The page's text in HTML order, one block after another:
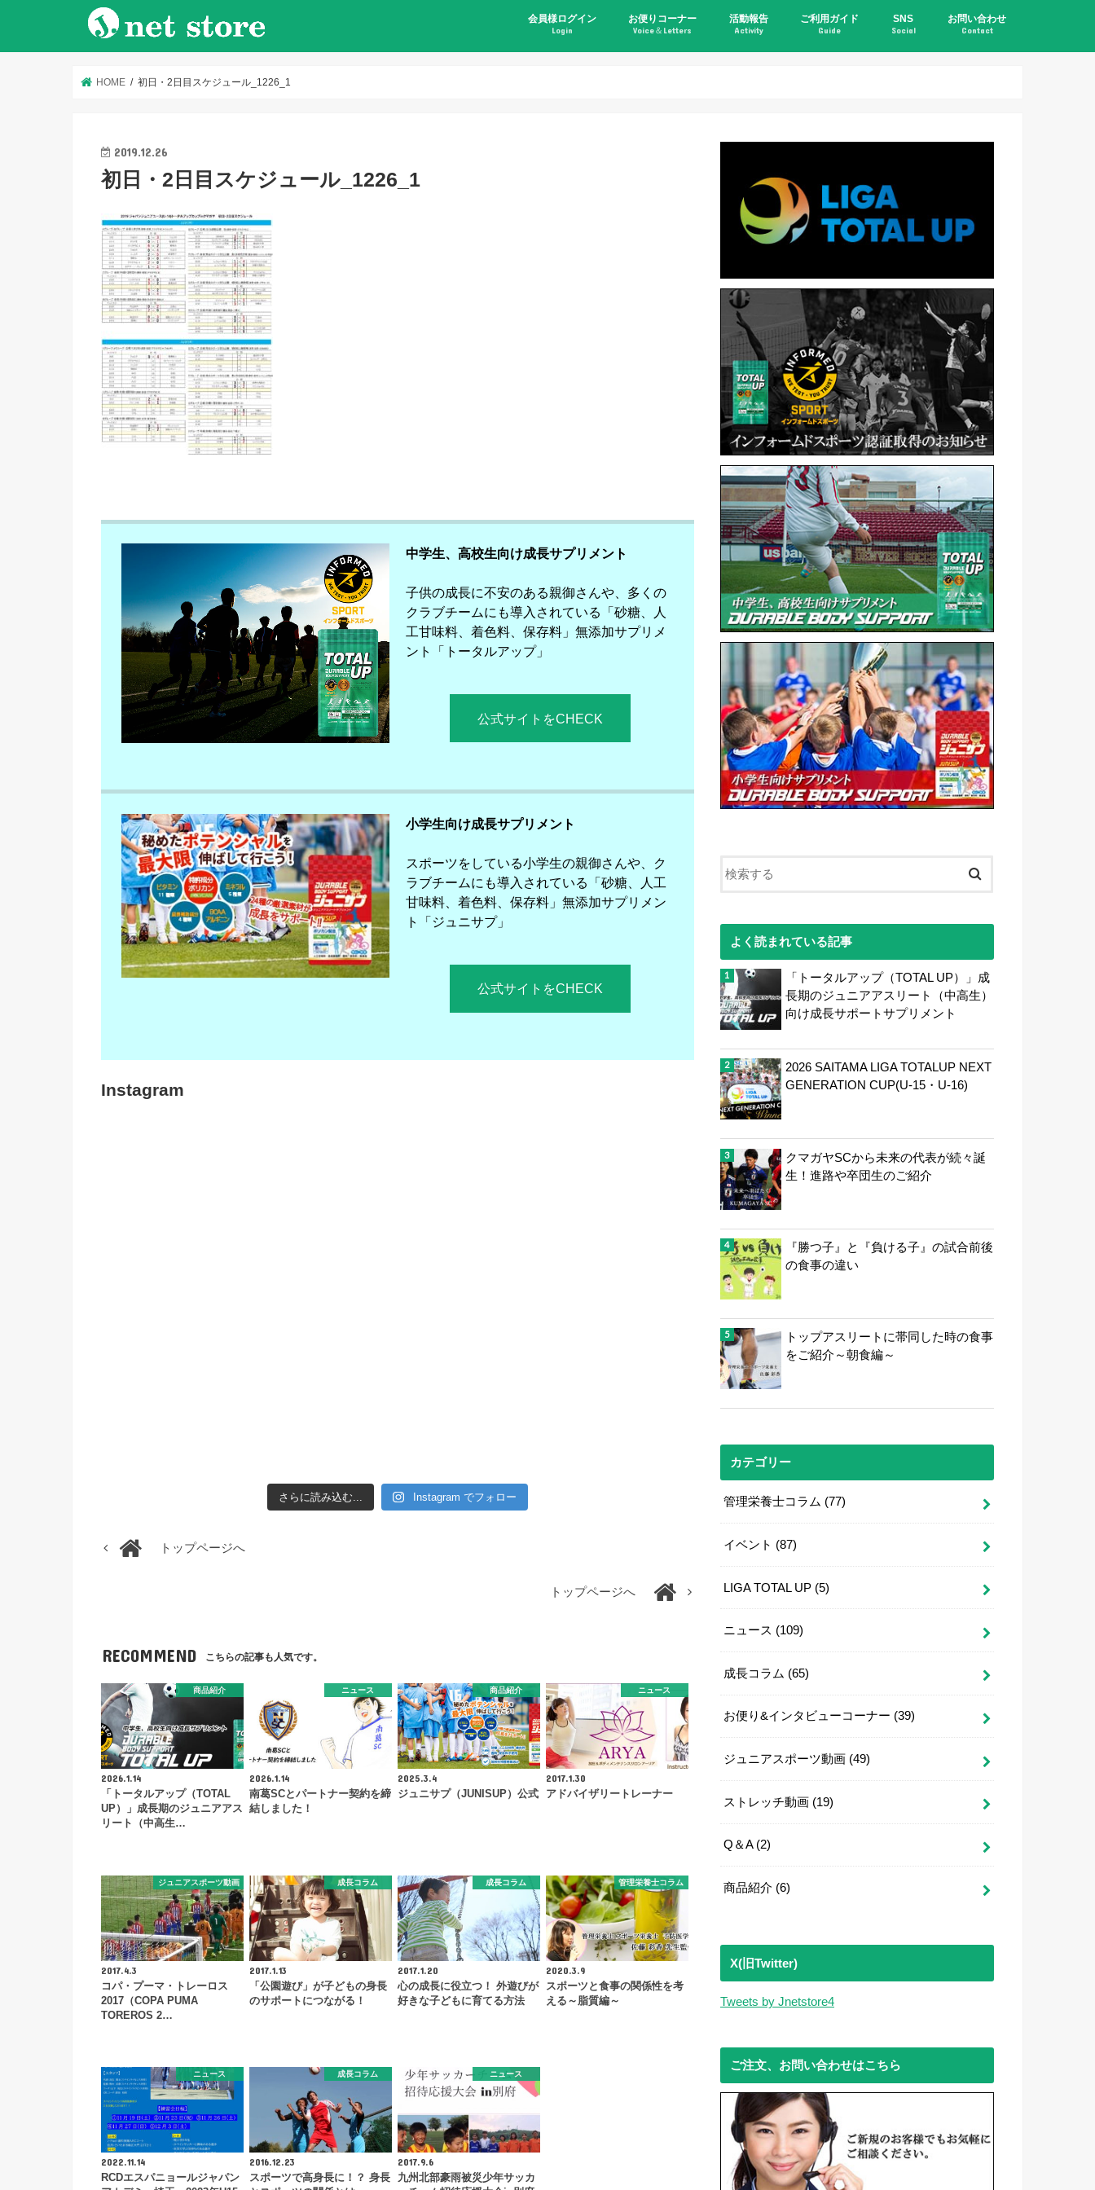
会員様ログイン
Login
お便りコーナー
Voice＆Letters
活動報告
Activity
ご利用ガイド
Guide
SNS
Social
お問い合わせ
Contact
HOME 初日・2日目スケジュール_1226_1
2019.12.26
初日・2日目スケジュール_1226_1
中学生、高校生向け成長サプリメント
子供の成長に不安のある親御さんや、多くの
クラブチームにも導入されている「砂糖、人
工甘味料、着色料、保存料」無添加サプリメ
ント「トータルアップ」
公式サイトをCHECK
小学生向け成長サプリメント
スポーツをしている小学生の親御さんや、ク
ラブチームにも導入されている「砂糖、人工
甘味料、着色料、保存料」無添加サプリメン
ト「ジュニサプ」
公式サイトをCHECK
Instagram
さらに読み込む... Instagram でフォロー
トップページへ
トップページへ
RECOMMEND こちらの記事も人気です。
商品紹介
2026.1.14
「トータルアップ（TOTAL
UP）」成長期のジュニアアス
リート（中高生…
ニュース
2026.1.14
南葛SCとパートナー契約を締
結しました！
商品紹介
2025.3.4
ジュニサプ（JUNISUP）公式
ニュース
2017.1.30
アドバイザリートレーナー
ジュニアスポーツ動画
2017.4.3
コパ・プーマ・トレーロス
2017（COPA PUMA
TOREROS 2…
成長コラム
2017.1.13
「公園遊び」が子どもの身長
のサポートにつながる！
成長コラム
2017.1.20
心の成長に役立つ！ 外遊びが
好きな子どもに育てる方法
管理栄養士コラム
2020.3.9
スポーツと食事の関係性を考
える～脂質編～
ニュース
2022.11.14
RCDエスパニョールジャパン
成長コラム
2016.12.23
スポーツで高身長に！？ 身長
ニュース
2017.9.6
九州北部豪雨被災少年サッカ
よく読まれている記事
「トータルアップ（TOTAL UP）」成
長期のジュニアアスリート（中高生）
向け成長サポートサプリメント
2026 SAITAMA LIGA TOTALUP NEXT
GENERATION CUP(U-15・U-16)
クマガヤSCから未来の代表が続々誕
生！進路や卒団生のご紹介
『勝つ子』と『負ける子』の試合前後
の食事の違い
トップアスリートに帯同した時の食事
をご紹介～朝食編～
カテゴリー
管理栄養士コラム (77)
イベント (87)
LIGA TOTAL UP (5)
ニュース (109)
成長コラム (65)
お便り&インタビューコーナー (39)
ジュニアスポーツ動画 (49)
ストレッチ動画 (19)
Q＆A (2)
商品紹介 (6)
X(旧Twitter)
Tweets by Jnetstore4
ご注文、お問い合わせはこちら